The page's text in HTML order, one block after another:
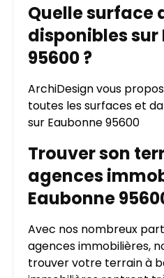
Quelle surface
disponibles sur
95600 ?
ArchiDesign vous
toutes les surfaces et
sur Eaubonne 95600
Trouver son
agences
Eaubonne
Avec nos nombreux
agences immobilières,
trouver votre terrain à